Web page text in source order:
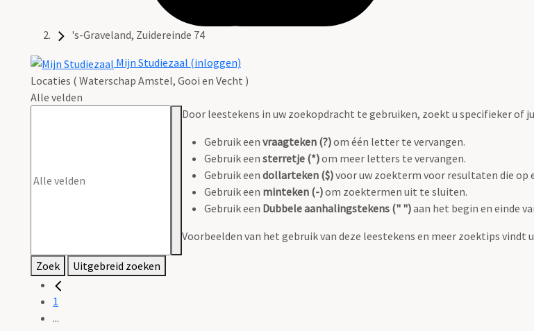
's-Graveland, Zuidereinde 74
Mijn Studiezaal (inloggen)
Locaties ( Waterschap Amstel, Gooi en Vecht )
Alle velden
Door leestekens in uw zoekopdracht te gebruiken, zoekt u specifieker of
Gebruik een vraagteken (?)om één letter te vervangen.
Gebruik een sterretje (*)om meer letters te vervangen.
Gebruik een dollarteken ($)voor uw zoekterm voor resultaten die op
Gebruik een minteken (-)om zoektermen uit te sluiten.
Gebruik een Dubbele aanhalingstekens (" ")aan het begin en einde
Voorbeelden van het gebruik van deze leestekens en meer zoektips vindt u
Zoek Uitgebreid zoeken
1
...